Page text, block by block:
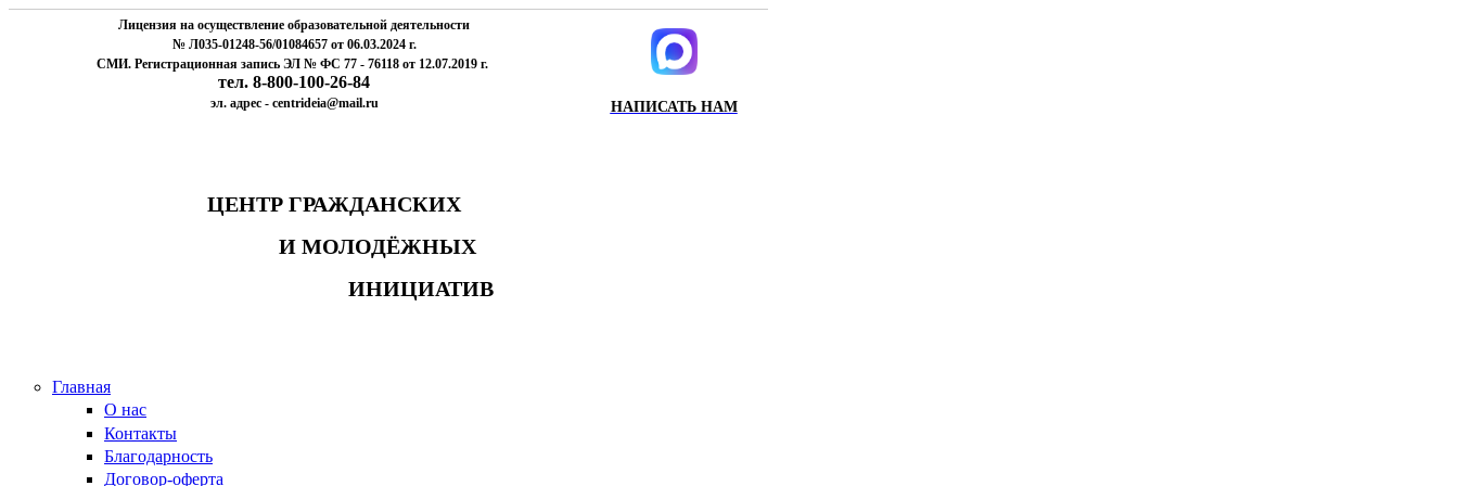
Лицензия на осуществление образовательной деятельности
№ Л035-01248-56/01084657 от 06.03.2024 г.
СМИ. Регистрационная запись ЭЛ № ФС 77 - 76118 от 12.07.2019 г.
тел. 8-800-100-26-84
эл. адрес - centrideia@mail.ru НАПИСАТЬ НАМ
ЦЕНТР ГРАЖДАНСКИХ
И МОЛОДЁЖНЫХ
ИНИЦИАТИВ
Главная
О нас
Контакты
Благодарность
Договор-оферта